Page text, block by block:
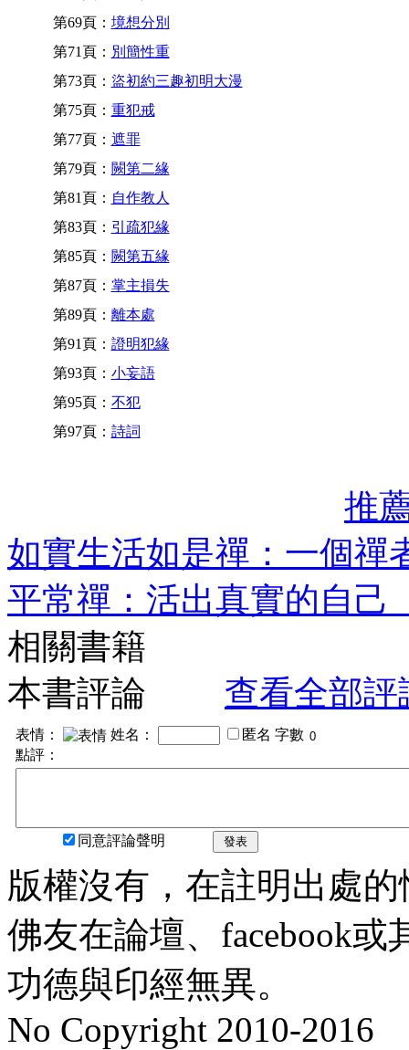
第69頁： 境想分別
第71頁： 別簡性重
第73頁： 盜初約三趣初明大漫
第75頁： 重犯戒
第77頁： 遮罪
第79頁： 闕第二緣
第81頁： 自作教人
第83頁： 引疏犯緣
第85頁： 闕第五緣
第87頁： 掌主損失
第89頁： 離本處
第91頁： 證明犯緣
第93頁： 小妄語
第95頁： 不犯
第97頁： 詩詞
推
如實生活如是禪：一個
平常禪：活出真實的自
相關書籍
本書評論
查看全部評
表情： 姓名： 匿名 字數
點評：
同意評論聲明 發表
版權沒有，在註明出處
佛友在論壇、facebook
功德與印經無異。
No Copyright 2010-2016